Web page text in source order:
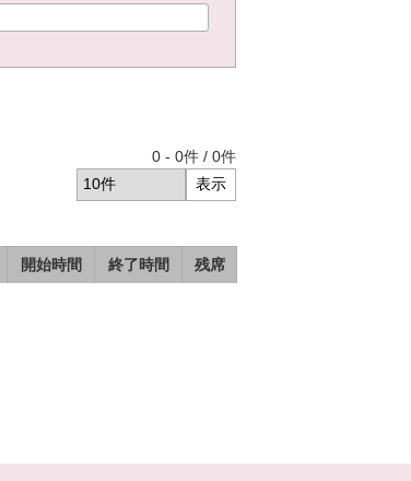
0 - 0件 / 0件
開始時間 終了時間 残席